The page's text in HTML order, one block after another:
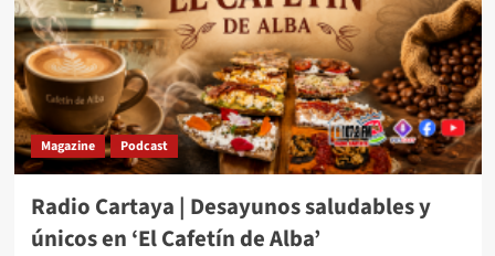
Magazine Podcast
Radio Cartaya | Desayunos saludables y
únicos en ‘El Cafetín de Alba’